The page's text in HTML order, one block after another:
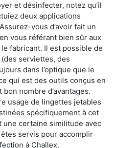
et désinfecter, notez qu’il
deux applications
vous d’avoir fait un
vous référant bien sûr aux
fabricant. Il est possible de
serviettes, des
dans l’optique que le
qui est des outils conçus en
nombre d’avantages.
usage de lingettes jetables
spécifiquement à cet
une certaine similitude avec
servis pour accomplir
à Challex.